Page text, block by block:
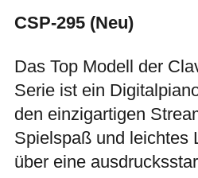
CSP-295 (Neu)
Das Top Modell der
Serie ist ein
den einzigartigen
Spielspaß und leichtes
über eine